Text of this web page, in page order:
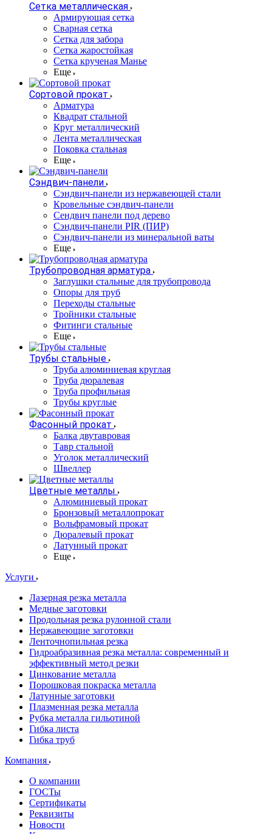
Сетка металлическая
Армирующая сетка
Сварная сетка
Сетка для забора
Сетка жаростойкая
Сетка крученая Манье
Еще
Сортовой прокат
Арматура
Квадрат стальной
Круг металлический
Лента металлическая
Поковка стальная
Еще
Сэндвич-панели
Cэндвич-панели из нержавеющей стали
Кровельные сэндвич-панели
Сендвич панели под дерево
Сэндвич-панели PIR (ПИР)
Сэндвич-панели из минеральной ваты
Еще
Трубопроводная арматура
Заглушки стальные для трубопровода
Опоры для труб
Переходы стальные
Тройники стальные
Фитинги стальные
Еще
Трубы стальные
Труба алюминиевая круглая
Труба дюралевая
Труба профильная
Трубы круглые
Фасонный прокат
Балка двутавровая
Тавр стальной
Уголок металлический
Швеллер
Цветные металлы
Алюминиевый прокат
Бронзовый металлопрокат
Вольфрамовый прокат
Дюралевый прокат
Латунный прокат
Еще
Услуги
Лазерная резка металла
Медные заготовки
Продольная резка рулонной стали
Нержавеющие заготовки
Ленточнопильная резка
Гидроабразивная резка металла: современный и
эффективный метод резки
Цинкование металла
Порошковая покраска металла
Латунные заготовки
Плазменная резка металла
Рубка металла гильотиной
Гибка листа
Гибка труб
Компания
О компании
ГОСТы
Сертификаты
Реквизиты
Новости